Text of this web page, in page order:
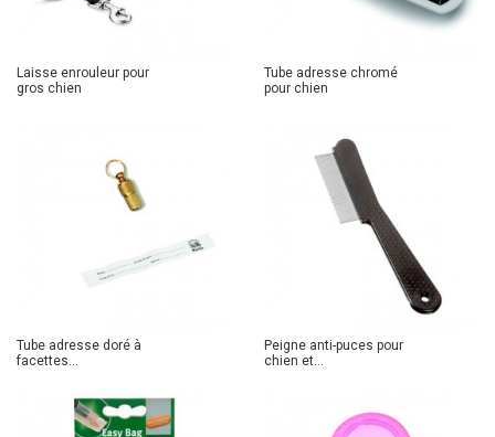
Laisse enrouleur pour
gros chien
Tube adresse chromé
pour chien
Tube adresse doré à
facettes...
Peigne anti-puces pour
chien et...